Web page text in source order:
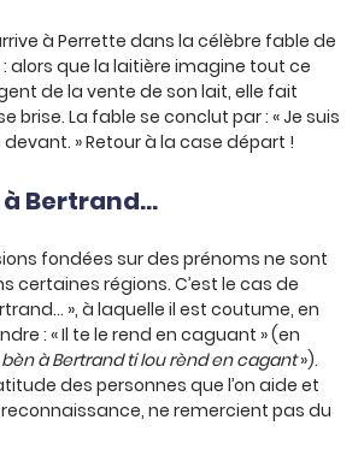
à Perrette dans la célèbre fable de
: alors que la laitière imagine tout ce
de la vente de son lait, elle fait
brise. La fable se conclut par : « Je suis
» Retour à la case départ !
à Bertrand…
fondées sur des prénoms ne sont
certaines régions. C’est le cas de
», à laquelle il est coutume, en
: « Il te le rend en caguant » (en
à Bertrand ti lou rènd en cagant»).
des personnes que l’on aide et
ne remercient pas du